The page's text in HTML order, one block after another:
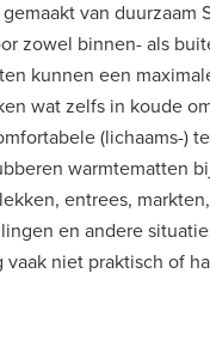
van duurzaam
zowel binnen- als
kunnen een
wat zelfs in koude
(lichaams-)
warmtematten
entrees,
en andere
vaak niet praktisch of